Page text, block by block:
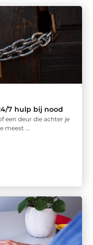
7 hulp bij nood
een deur die achter je
meest ...